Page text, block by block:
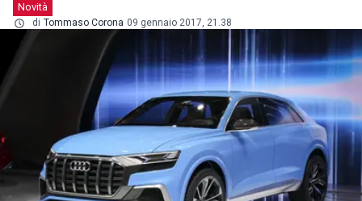
Novità
di Tommaso Corona 09 gennaio 2017, 21.38